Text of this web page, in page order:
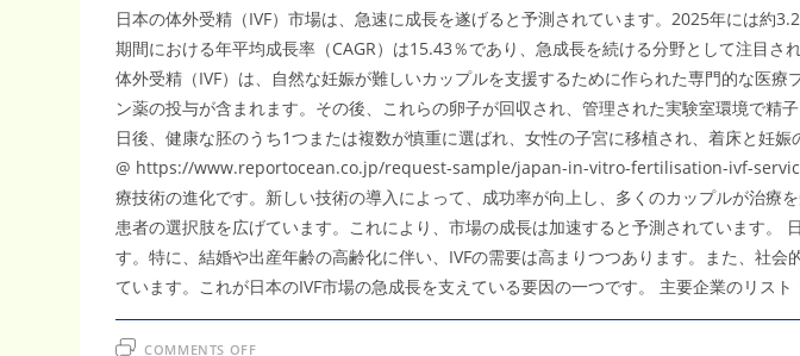
場
2035
年
1308
6,000
万
米
ド
ル
へ
拡
大、
CAGR18.22％
で
進
む
医
療
ラ
日本の体外受精（IVF）市場は、急速に成長を遂げると予測されています。2025年には約
期間における年平均成長率（CAGR）は15.43％であり、急成長を続ける分野として注目
体外受精（IVF）は、自然な妊娠が難しいカップルを支援するために作られた専門的な医
ン薬の投与が含まれます。その後、これらの卵子が回収され、管理された実験室環境で
日後、健康な胚のうち1つまたは複数が慎重に選ばれ、女性の子宮に移植され、着床と妊
@ https://www.reportocean.co.jp/request-sample/japan-in-vitro-fertilisation-ivf-
療技術の進化です。新しい技術の導入によって、成功率が向上し、多くのカップルが治療
患者の選択肢を広げています。これにより、市場の成長は加速すると予測されています
す。特に、結婚や出産年齢の高齢化に伴い、IVFの需要は高まりつつあります。また、社
ています。これが日本のIVF市場の急成長を支えている要因の一つです。 主要企業のリスト
COMMENTS OFFON